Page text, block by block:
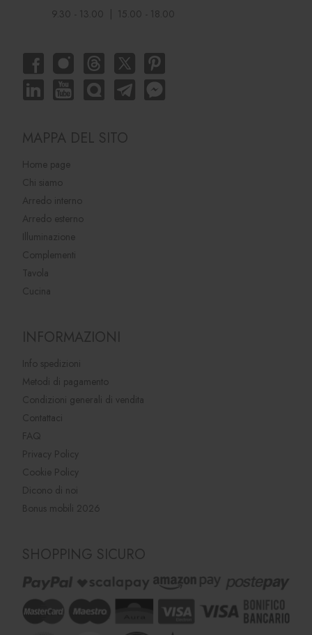
9.30 - 13.00 | 15.00 - 18.00
MAPPA DEL SITO
Home page
Chi siamo
Arredo interno
Arredo esterno
Illuminazione
Complementi
Tavola
Cucina
INFORMAZIONI
Info spedizioni
Metodi di pagamento
Condizioni generali di vendita
Contattaci
FAQ
Privacy Policy
Cookie Policy
Dicono di noi
Bonus mobili 2026
SHOPPING SICURO